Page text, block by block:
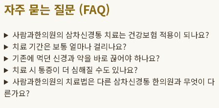
자주 묻는 질문 (FAQ)
사람과한의원의 삼차신경통 치료는 건강보험 적용이 되나요?
치료 기간은 보통 얼마나 걸리나요?
기존에 먹던 신경과 약을 바로 끊어야 하나요?
치료 시 통증이 더 심해질 수도 있나요?
사람과한의원의 치료법은 다른 삼차신경통 한의원과 무엇이 다
른가요?